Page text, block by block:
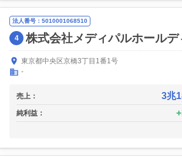
法人番号：5010001068510
4 株式会社メディパルホールデ
東京都中央区京橋3丁目1番1号
-
売上： 3兆
純利益：